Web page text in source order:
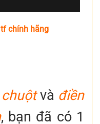
chính hãng
và điền
, bạn đã có 1